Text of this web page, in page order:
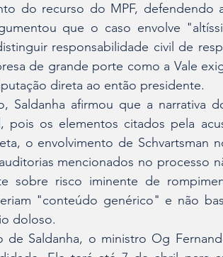
do recurso do MPF, defendendo
que o caso envolve
responsabilidade civil de
de grande porte como a Vale
direta ao então presidente.
Saldanha afirmou que a narrativa
pois os elementos citados pela
o envolvimento de Schvartsman
mencionados no processo
sobre risco iminente de
"conteúdo genérico" e não
doloso.
Saldanha, o ministro Og